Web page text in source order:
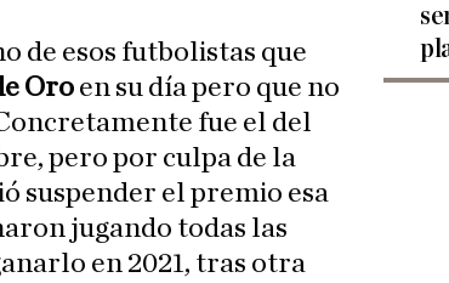
de esos futbolistas que
Oro en su día pero que no
fue el del
pero por culpa de la
suspender el premio esa
jugando todas las
en 2021, tras otra